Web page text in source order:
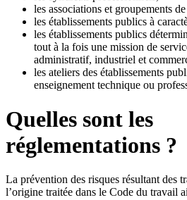
les associations et groupements
les établissements publics à
les établissements publics
tout à la fois une mission de
administratif, industriel et
les ateliers des établissements
enseignement technique ou
Quelles sont les
réglementations ?
La prévention des risques résultant des
l’origine traitée dans le Code du travail